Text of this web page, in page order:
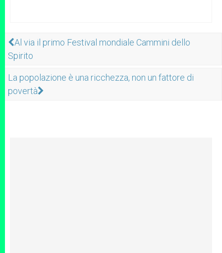
Al via il primo Festival mondiale Cammini dello
Spirito
La popolazione è una ricchezza, non un fattore di
povertà